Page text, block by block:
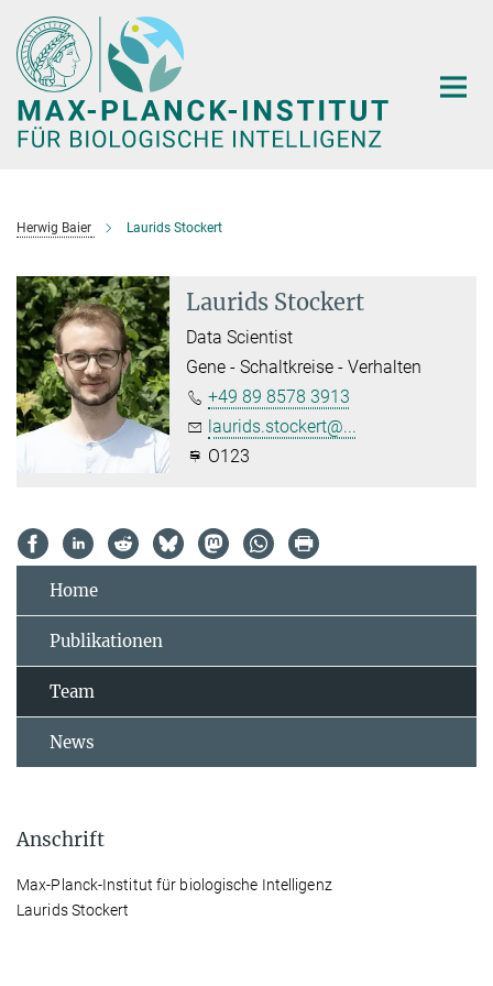
Hauptinhalt
Herwig Baier Laurids Stockert
Laurids Stockert
Data Scientist
Gene - Schaltkreise - Verhalten
+49 89 8578 3913
laurids.stockert@...
O123
Home
Publikationen
Team
News
Anschrift
Max-Planck-Institut für biologische Intelligenz
Laurids Stockert